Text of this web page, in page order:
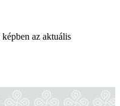
az aktuális